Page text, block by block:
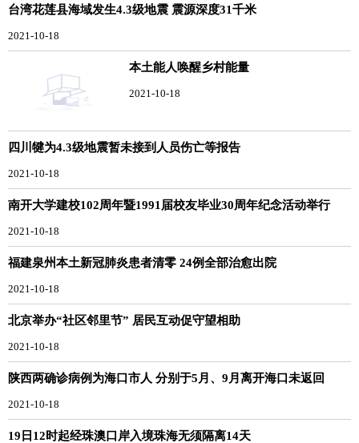
台湾花莲县海域发生4.3级地震 震源深度31千米
2021-10-18
本土能人唤醒乡村能量
2021-10-18
四川犍为4.3级地震暂未接到人员伤亡等报告
2021-10-18
南开大学建校102周年暨1991届校友毕业30周年纪念活动举行
2021-10-18
福建泉州本土新冠肺炎患者清零 24例全部治愈出院
2021-10-18
北京举办“社区邻里节” 居民互动促守望相助
2021-10-18
陕西两确诊病例为海口市人 分别于5月、9月离开海口未返回
2021-10-18
19日12时起经珠澳口岸入境珠海无须隔离14天